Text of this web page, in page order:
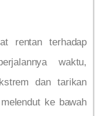
rentan terhadap
waktu,
dan tarikan
ke bawah